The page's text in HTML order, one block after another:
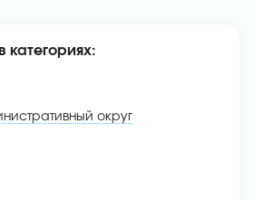
категориях:
округ